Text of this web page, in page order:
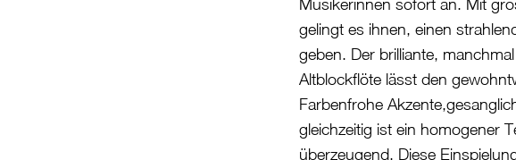
Musikerinnen sofort an. Mit
gelingt es ihnen, einen
geben. Der brilliante,
Altblockflöte lässt den
Farbenfrohe
gleichzeitig ist ein homogener
überzeugend. Diese